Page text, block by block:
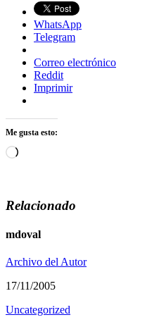
WhatsApp
Telegram
Correo electrónico
Reddit
Imprimir
Me gusta esto:
Cargando...
Relacionado
mdoval
Archivo del Autor
17/11/2005
Uncategorized